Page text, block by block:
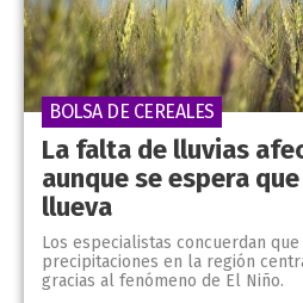
La falta de lluvias
aunque se espera
llueva
Los especialistas concuerdan
precipitaciones en la región
gracias al fenómeno de El Niño.
BOLSA DE CEREALES